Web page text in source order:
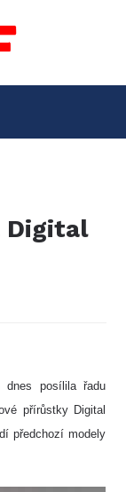
Digital
dnes posílila řadu
přírůstky Digital
předchozí modely